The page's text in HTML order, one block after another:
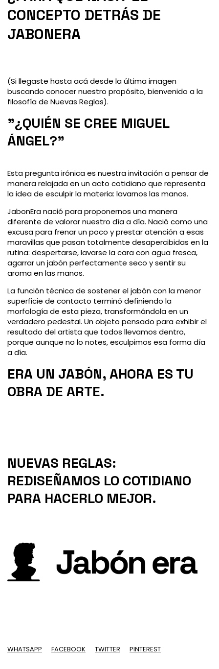
CONCEPTO DETRÁS DE
JABONERA
(Si llegaste hasta acá desde la última imagen
buscando conocer nuestro propósito, bienvenido a la
filosofía de Nuevas Reglas).
"¿QUIÉN SE CREE MIGUEL
ÁNGEL?"
Esta pregunta irónica es nuestra invitación a pensar de
manera relajada en un acto cotidiano que representa
la idea de esculpir la materia: lavarnos las manos.
JabonEra nació para proponernos una manera
diferente de valorar nuestro día a día. Nació como una
excusa para frenar un poco y prestar atención a esas
maravillas que pasan totalmente desapercibidas en la
rutina: despertarse, lavarse la cara con agua fresca,
agarrar un jabón perfectamente seco y sentir su
aroma en las manos.
La función técnica de sostener el jabón con la menor
superficie de contacto terminó definiendo la
morfología de esta pieza, transformándola en un
verdadero pedestal. Un objeto pensado para exhibir el
resultado del artista que todos llevamos dentro,
porque aunque no lo notes, esculpimos esa forma día
a día.
ERA UN JABÓN, AHORA ES TU
OBRA DE ARTE.
NUEVAS REGLAS:
REDISEÑAMOS LO COTIDIANO
PARA HACERLO MEJOR.
WHATSAPP FACEBOOK TWITTER PINTEREST